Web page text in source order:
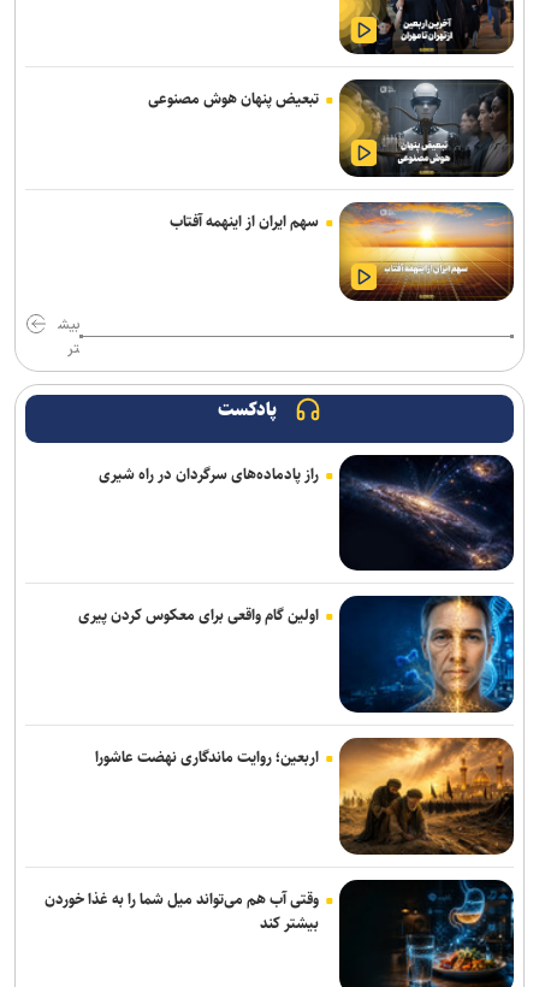
مهارتی دانشگاه آزاد
پیام رئیس جهاددانشگاهی به مناسبت روز خبرنگار/ تأکید بر نقش رسانه‌ها
در تبیین واقعیت‌ها و تقویت انسجام اجتماعی
بازنگری کامل رشته‌های عمران، صنایع و برق در دانشگاه علم و صنعت/
رشته‌های جدید جایگزین رشته‌های کم‌متقاضی می‌شوند
دارو‌های دیابت را از نظر تأثیر بر چربی و عضله بدن با یکدیگر متفاوتند
اعلام زمان فرآیند اسکان تابستانه دانشجویان علوم پزشکی شهیدبهشتی
طراحی پلتفرم هوشمند اکتشاف مواد معدنی مبتنی بر هوش مصنوعی
بیانیه بسیج اساتید جهاددانشگاهی به مناسبت سالروز تأسیس
جهاد دانشگاهی برای پاسخ به نیاز‌های کشور نیازمند تحول بنیادین است
ولایتی: نیروهای خارجی باید منطقه را ترک کنند
ارائه طرح کاهش مصرف انرژی ساختمان‌های مسکونی با ترکیب آتریوم و
انرژی خورشیدی
نتایج آزمون‌های سمپاد و نمونه دولتی پایه هفتم اعلام شد
معیارهای علمی و تأثیرگذاری اجتماعی، مبنای انتخاب سرآمدان/ حمایت
مادی و معنوی، لازمه تداوم سرآمدی
پیام معاون علوم تربیتی و مهارتی دانشگاه آزاد اسلامی به مناسبت روز
خبرنگار
دانشگاه انقلاب اسلامی مهلت ارسال آثار به پویش «هنر برای زندگی» را تا
۳۰ مرداد تمدید کرد
خبرنگاران حلقه اتصال دانش با جامعه هستند
دانشگاه تهران: خبرنگاری زیربنای تصمیم‌گیری‌های کلان و هوشمندانه در
تبعیض پنهان هوش مصنوعی
سهم ایران از اینهمه آفتاب
بیش
تر
پادکست
راز پادماده‌های سرگردان در راه شیری
اولین گام واقعی برای معکوس کردن پیری
اربعین؛ روایت ماندگاری نهضت عاشورا
وقتی آب هم می‌تواند میل شما را به غذا خوردن
بیشتر کند